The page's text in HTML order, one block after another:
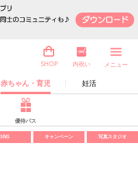
赤ちゃん・育児 妊活
SHOP 内祝い メニュー
優待パス
SNS キャンペーン 写真スタジオ